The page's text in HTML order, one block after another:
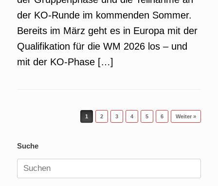
der KO-Runde im kommenden Sommer.
Bereits im März geht es in Europa mit der
Qualifikation für die WM 2026 los – und
mit der KO-Phase […]
1 2 3 4 5 6 Weiter »
Suche
Suchen
nach: